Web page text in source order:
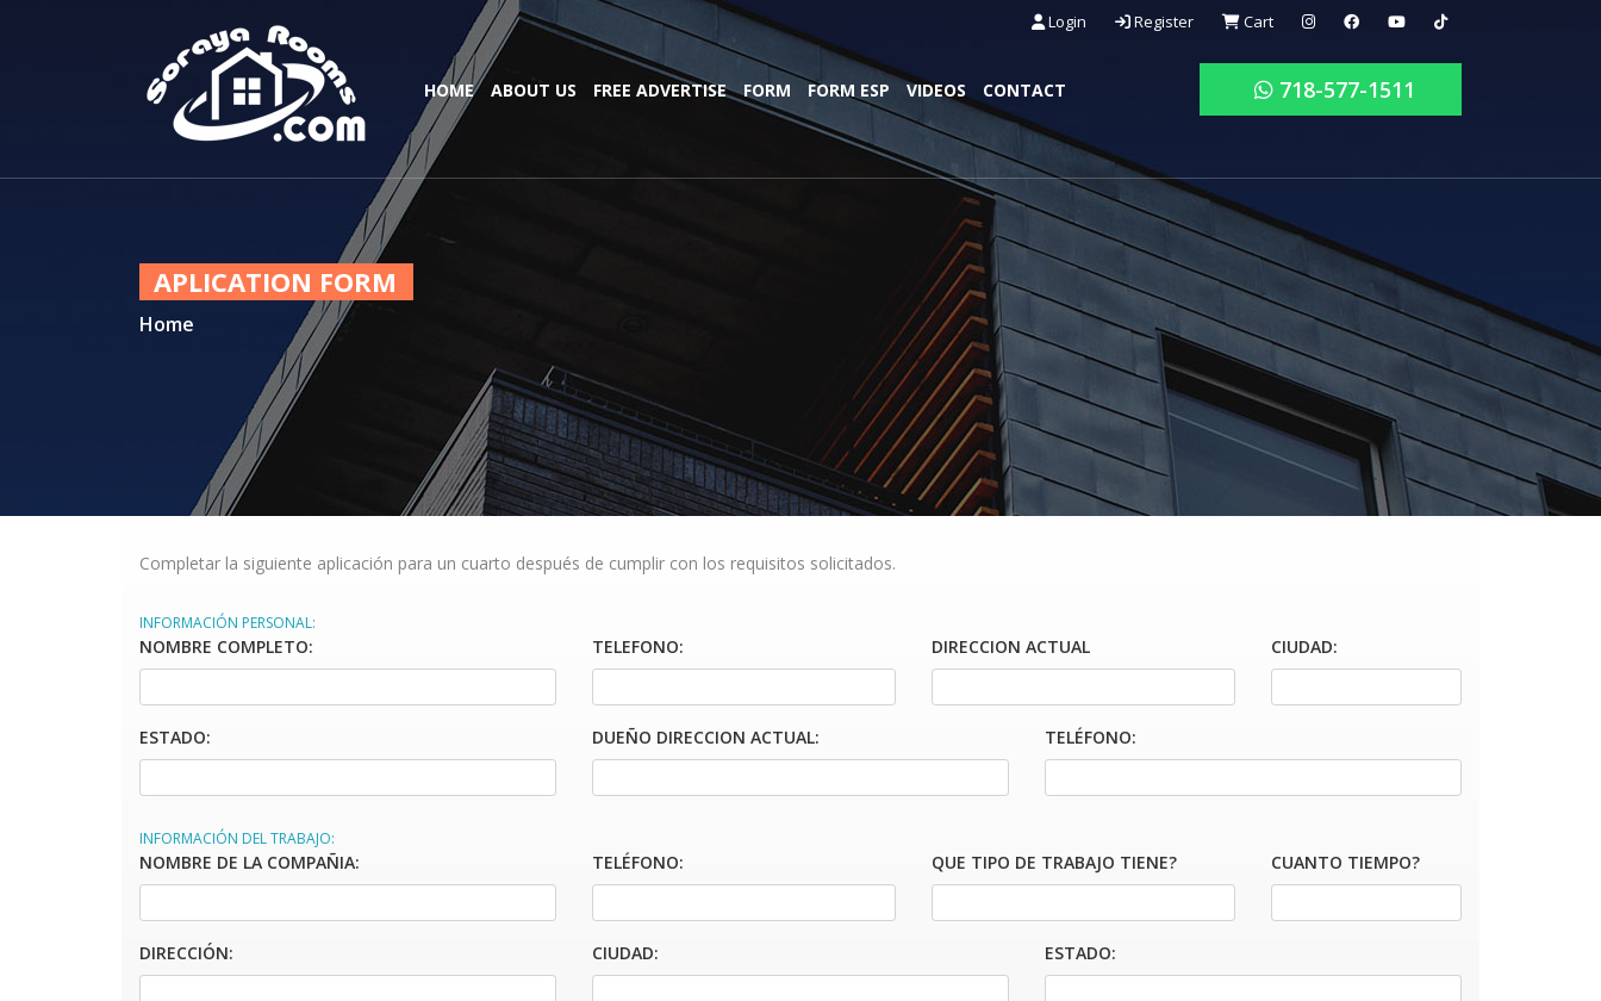
APLICATION FORM
Home
Login Register Cart
HOME ABOUT US FREE ADVERTISE FORM FORM ESP VIDEOS CONTACT 718-577-1511
Completar la siguiente aplicación para un cuarto después de cumplir con los requisitos solicitados.
INFORMACIÓN PERSONAL:
NOMBRE COMPLETO: TELEFONO: DIRECCION ACTUAL CIUDAD:
ESTADO: DUEÑO DIRECCION ACTUAL: TELÉFONO:
INFORMACIÓN DEL TRABAJO:
NOMBRE DE LA COMPAÑIA: TELÉFONO: QUE TIPO DE TRABAJO TIENE? CUANTO TIEMPO?
DIRECCIÓN: CIUDAD: ESTADO: